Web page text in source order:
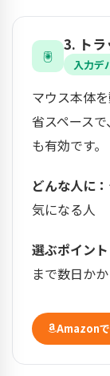
🖲️
3. トラ
入力デ
マウス本体
省スペース
も有効です。
どんな人に：
気になる人
選ぶポイント
まで数日か
Amazon